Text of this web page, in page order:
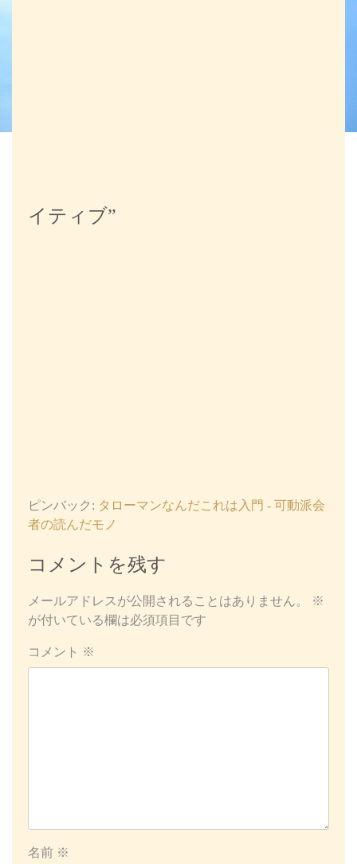
イティブ”
ピンバック: タローマンなんだこれは入門 - 可動派会
者の読んだモノ
コメントを残す
メールアドレスが公開されることはありません。
※
が付いている欄は必須項目です
コメント ※
名前 ※